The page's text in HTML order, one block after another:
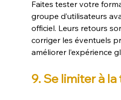
Faites tester votre
groupe d’utilisateurs
officiel. Leurs retours
corriger les éventuels
améliorer l’expérience
9. Se limiter à